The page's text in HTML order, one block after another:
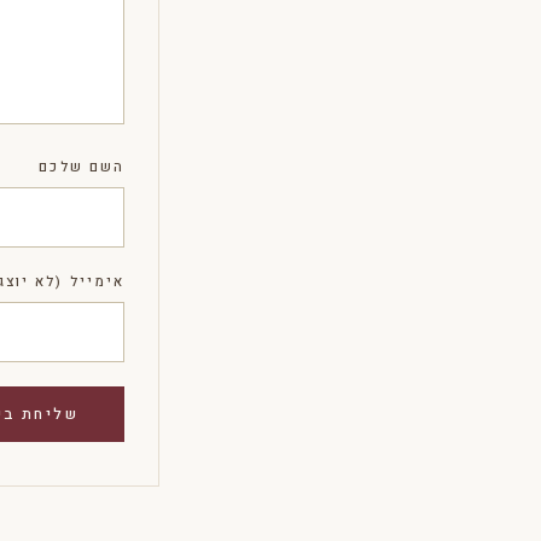
השם שלכם
אימייל (לא